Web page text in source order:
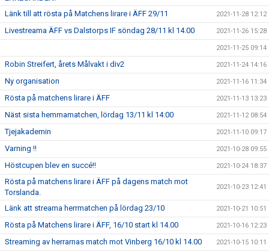
Länk till att rösta på Matchens lirare i ÄFF 29/11 2021-11-28 12:12
Livestreama ÄFF vs Dalstorps IF söndag 28/11 kl 14.00 2021-11-26 15:28
2021-11-25 09:14
Robin Streifert, årets Målvakt i div2 2021-11-24 14:16
Ny organisation 2021-11-16 11:34
Rösta på matchens lirare i ÄFF 2021-11-13 13:23
Näst sista hemmamatchen, lördag 13/11 kl 14:00 2021-11-12 08:54
Tjejakademin 2021-11-10 09:17
Varning !! 2021-10-28 09:55
Höstcupen blev en succé!! 2021-10-24 18:37
Rösta på matchens lirare i ÄFF på dagens match mot
Torslanda.
2021-10-23 12:41
Länk att streama herrmatchen på lördag 23/10 2021-10-21 10:51
Rösta på Matchens lirare i ÄFF, 16/10 start kl 14.00 2021-10-16 12:23
Streaming av herrarnas match mot Vinberg 16/10 kl 14.00 2021-10-15 10:11